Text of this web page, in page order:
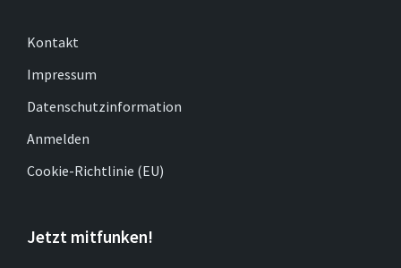
Kontakt
Impressum
Datenschutzinformation
Anmelden
Cookie-Richtlinie (EU)
Jetzt mitfunken!